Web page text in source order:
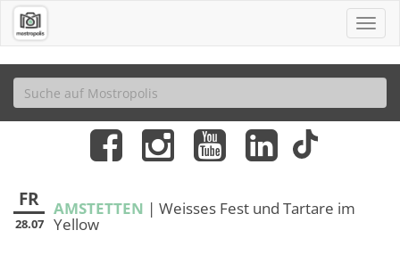
FR
28.07
AMSTETTEN | Weisses Fest und Tartare im
Yellow